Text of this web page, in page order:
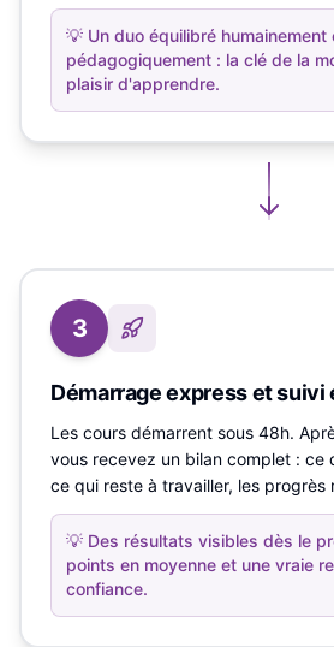
💡 Un duo équilibré humainement
pédagogiquement : la clé de la
plaisir d'apprendre.
3
Démarrage express et suivi
Les cours démarrent sous 48h.
vous recevez un bilan complet : ce
ce qui reste à travailler, les progrès
💡 Des résultats visibles dès le
points en moyenne et une vraie
confiance.